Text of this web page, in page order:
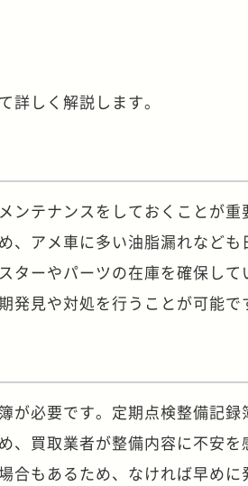
しく解説します。
ンテナンスをしておくことが重
、アメ車に多い油脂漏れなども
ターやパーツの在庫を確保して
見や対処を行うことが可能で
が必要です。定期点検整備記録
、買取業者が整備内容に不安を
合もあるため、なければ早めに